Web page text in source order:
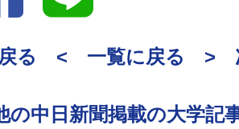
戻る < 一覧に戻る >
の中日新聞掲載の大学記